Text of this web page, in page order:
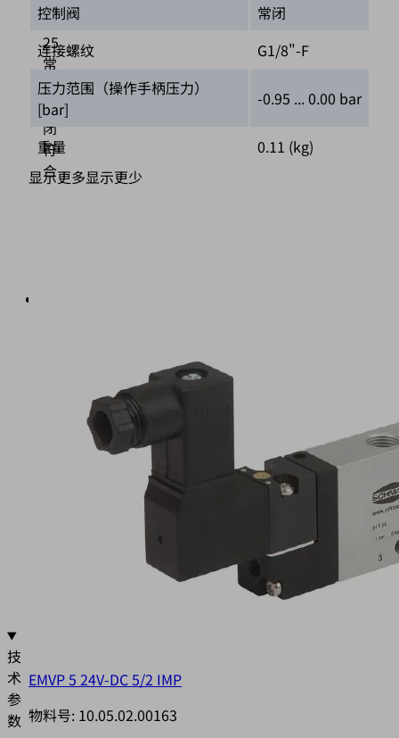
10-
25
常
开/
常
闭
符
合
DIN
技
术
参
数
控制阀
常闭
连接螺纹
G1/8"-F
压力范围（操作手柄压力）
[bar]
-0.95 ... 0.00 bar
重量
0.11 (kg)
显示更多显示更少
EMVP 5 24V-DC 5/2 IMP
物料号: 10.05.02.00163